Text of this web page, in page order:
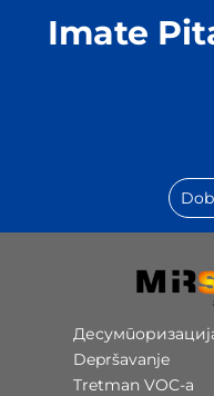
Imate
Depršavanje
Tretman VOC-a